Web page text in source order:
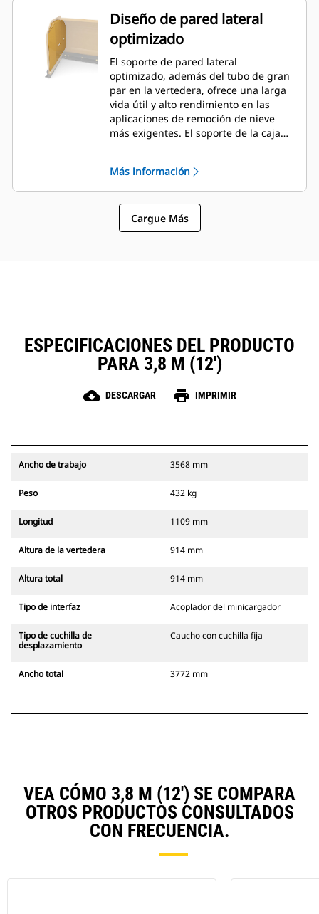
Diseño de pared lateral
optimizado
El soporte de pared lateral
optimizado, además del tubo de gran
par en la vertedera, ofrece una larga
vida útil y alto rendimiento en las
aplicaciones de remoción de nieve
más exigentes. El soporte de la caja
vertedera, además de proporcionar
un excelente soporte para las
secciones de empuje exteriores.
Más información
Cargue Más
ESPECIFICACIONES DEL PRODUCTO
PARA 3,8 M (12')
cloud_download DESCARGAR print IMPRIMIR
Ancho de trabajo 3568 mm
Peso 432 kg
Longitud 1109 mm
Altura de la vertedera 914 mm
Altura total 914 mm
Tipo de interfaz Acoplador del minicargador
Tipo de cuchilla de
desplazamiento
Caucho con cuchilla fija
Ancho total 3772 mm
VEA CÓMO 3,8 M (12') SE COMPARA
OTROS PRODUCTOS CONSULTADOS
CON FRECUENCIA.